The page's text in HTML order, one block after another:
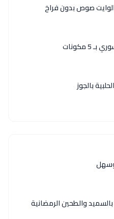
صوص بدون فراخ
مكونات
بالجوز
والطحين الرمضانية